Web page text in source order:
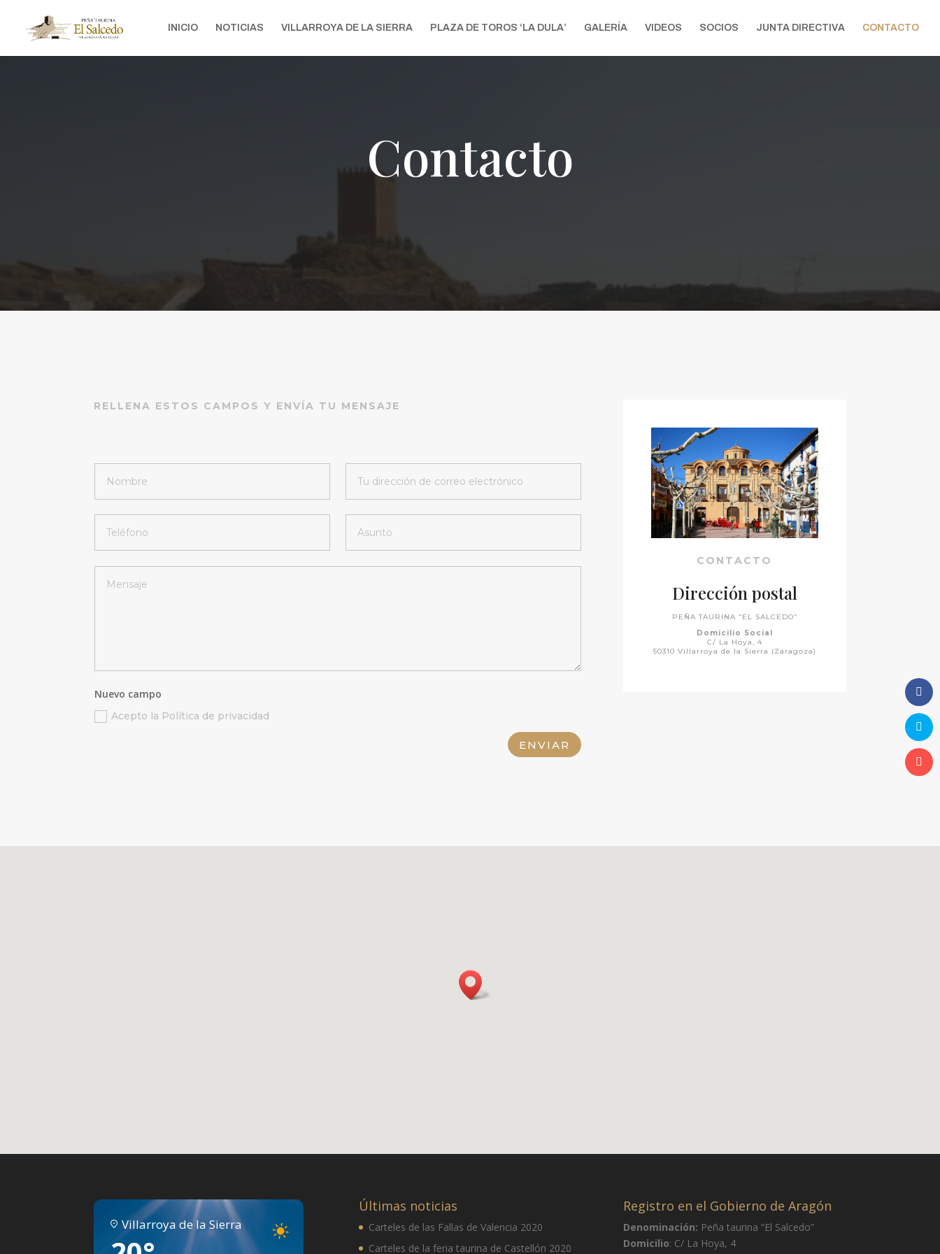
INICIO NOTICIAS VILLARROYA DE LA SIERRA PLAZA DE TOROS ‘LA DULA’ GALERÍA VIDEOS SOCIOS JUNTA DIRECTIVA CONTACTO
Contacto
RELLENA ESTOS CAMPOS Y ENVÍA TU MENSAJE
Nuevo campo
Acepto la Política de privacidad
ENVIAR
CONTACTO
Dirección postal
PEÑA TAURINA “EL SALCEDO”
Domicilio Social
C/ La Hoya, 4
50310 Villarroya de la Sierra (Zaragoza)
Villarroya de la Sierra
Últimas noticias
Carteles de las Fallas de Valencia 2020
Carteles de la feria taurina de Castellón 2020
Registro en el Gobierno de Aragón
Denominación: Peña taurina “El Salcedo”
Domicilio: C/ La Hoya, 4